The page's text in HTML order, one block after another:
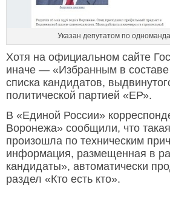
Указан депутатом по
Хотя на официальном сайте
иначе — «Избранным в
списка кандидатов,
политической партией «ЕР».
В «Единой России»
Воронежа» сообщили, что
произошла по техническим
информация, размещенная в
кандидаты», автоматически
раздел «Кто есть кто».